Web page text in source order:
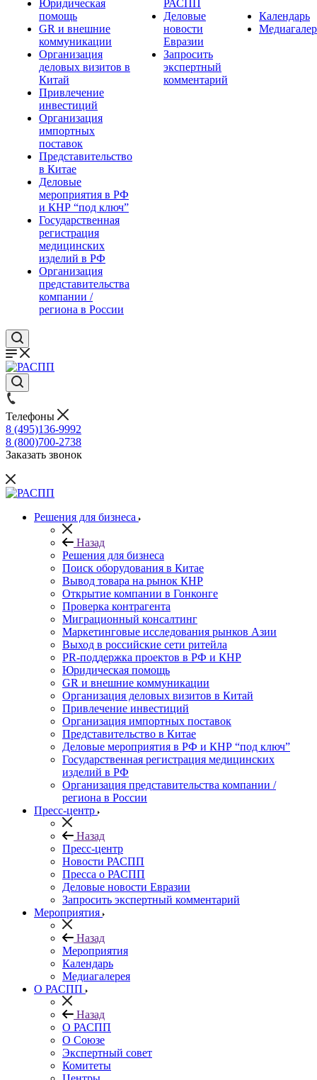
Юридическая
помощь
GR и внешние
коммуникации
Организация
деловых визитов в
Китай
Привлечение
инвестиций
Организация
импортных
поставок
Представительство
в Китае
Деловые
мероприятия в РФ
и КНР “под ключ”
Государственная
регистрация
медицинских
изделий в РФ
Организация
представительства
компании /
региона в России
РАСПП
Деловые
новости
Евразии
Запросить
экспертный
комментарий
Календарь
Телефоны
8 (495)136-9992
8 (800)700-2738
Заказать звонок
Решения для бизнеса
Назад
Решения для бизнеса
Поиск оборудования в Китае
Вывод товара на рынок КНР
Открытие компании в Гонконге
Проверка контрагента
Миграционный консалтинг
Маркетинговые исследования рынков Азии
Выход в российские сети ритейла
PR-поддержка проектов в РФ и КНР
Юридическая помощь
GR и внешние коммуникации
Организация деловых визитов в Китай
Привлечение инвестиций
Организация импортных поставок
Представительство в Китае
Деловые мероприятия в РФ и КНР “под ключ”
Государственная регистрация медицинских
изделий в РФ
Организация представительства компании /
региона в России
Пресс-центр
Назад
Пресс-центр
Новости РАСПП
Пресса о РАСПП
Деловые новости Евразии
Запросить экспертный комментарий
Мероприятия
Назад
Мероприятия
Календарь
Медиагалерея
О РАСПП
Назад
О РАСПП
О Союзе
Экспертный совет
Комитеты